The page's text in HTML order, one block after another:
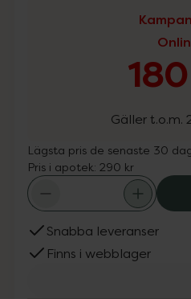
Gäller t.o.m.
Lägsta pris de senaste 30
Pris i apotek: 290 kr
Snabba leveranser
Finns i webblager